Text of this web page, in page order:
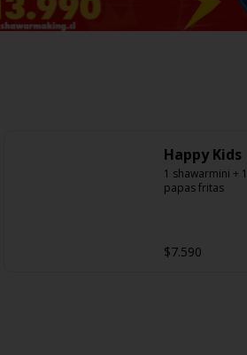
Happy Kids
1 shawarmini +
papas fritas
$7.590